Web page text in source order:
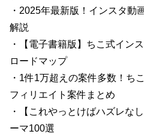
・2025年最新版！インスタ動
解説
・【電子書籍版】ちこ式イン
ロードマップ
・1件1万超えの案件多数！ち
フィリエイト案件まとめ
・【これやっとけばハズレな
ーマ100選